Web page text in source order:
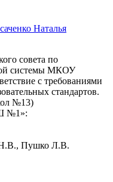
Наталья
совета по
системы МКОУ
с требованиями
стандартов.
№13)
№1»:
Н.В., Пушко Л.В.